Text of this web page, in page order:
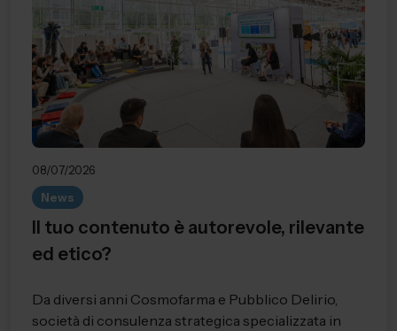
08/07/2026
News
Il tuo contenuto è autorevole, rilevante
ed etico?
Da diversi anni Cosmofarma e Pubblico Delirio,
società di consulenza strategica specializzata in